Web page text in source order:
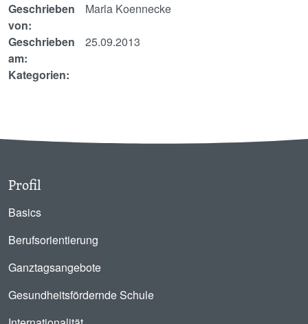
Geschrieben
von:
Marla Koennecke
Geschrieben
am:
25.09.2013
Kategorien:
Profil
Basics
Berufsorientierung
Ganztagsangebote
Gesundheitsfördernde Schule